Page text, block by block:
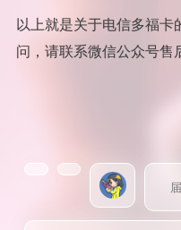
以上就是关于电信多福卡
问，请联系微信公众号售